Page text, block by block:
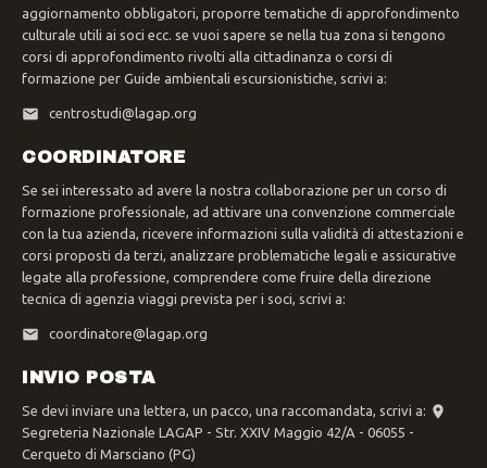
aggiornamento obbligatori, proporre tematiche di approfondimento
culturale utili ai soci ecc. se vuoi sapere se nella tua zona si tengono
corsi di approfondimento rivolti alla cittadinanza o corsi di
formazione per Guide ambientali escursionistiche, scrivi a:
centrostudi@lagap.org
COORDINATORE
Se sei interessato ad avere la nostra collaborazione per un corso di
formazione professionale, ad attivare una convenzione commerciale
con la tua azienda, ricevere informazioni sulla validità di attestazioni e
corsi proposti da terzi, analizzare problematiche legali e assicurative
legate alla professione, comprendere come fruire della direzione
tecnica di agenzia viaggi prevista per i soci, scrivi a:
coordinatore@lagap.org
INVIO POSTA
Se devi inviare una lettera, un pacco, una raccomandata, scrivi a:
Segreteria Nazionale LAGAP - Str. XXIV Maggio 42/A - 06055 -
Cerqueto di Marsciano (PG)